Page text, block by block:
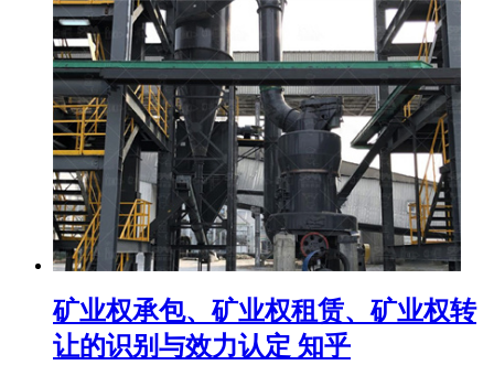
矿业权承包、矿业权租赁、矿业权转
让的识别与效力认定 知乎